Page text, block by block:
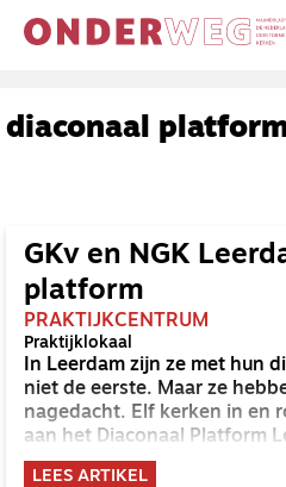
diaconaal
GKv en NGK
platform
PRAKTIJKCENTRUM
Praktijklokaal
In Leerdam zijn ze met hun
niet de eerste. Maar ze
nagedacht. Elf kerken in en
aan het Diaconaal Platform
LEES ARTIKEL